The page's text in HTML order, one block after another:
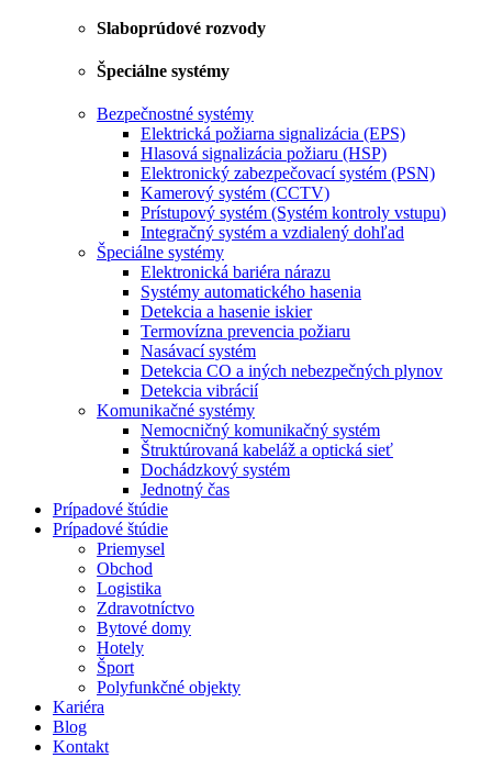
Slaboprúdové rozvody
Špeciálne systémy
Bezpečnostné systémy
Elektrická požiarna signalizácia (EPS)
Hlasová signalizácia požiaru (HSP)
Elektronický zabezpečovací systém (PSN)
Kamerový systém (CCTV)
Prístupový systém (Systém kontroly vstupu)
Integračný systém a vzdialený dohľad
Špeciálne systémy
Elektronická bariéra nárazu
Systémy automatického hasenia
Detekcia a hasenie iskier
Termovízna prevencia požiaru
Nasávací systém
Detekcia CO a iných nebezpečných plynov
Detekcia vibrácií
Komunikačné systémy
Nemocničný komunikačný systém
Štruktúrovaná kabeláž a optická sieť
Dochádzkový systém
Jednotný čas
Prípadové štúdie
Prípadové štúdie
Priemysel
Obchod
Logistika
Zdravotníctvo
Bytové domy
Hotely
Šport
Polyfunkčné objekty
Kariéra
Blog
Kontakt